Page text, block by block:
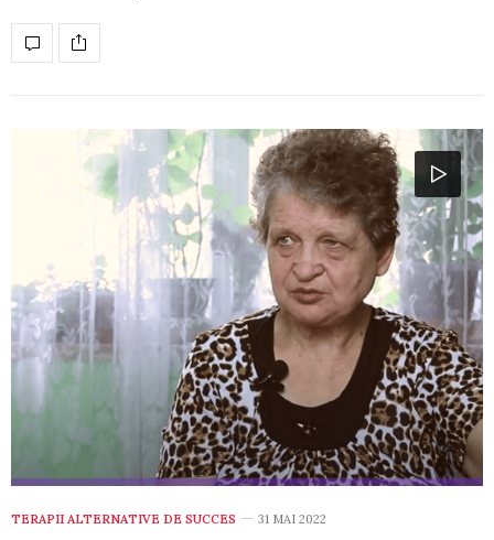
TERAPII ALTERNATIVE DE SUCCES 31 MAI 2022